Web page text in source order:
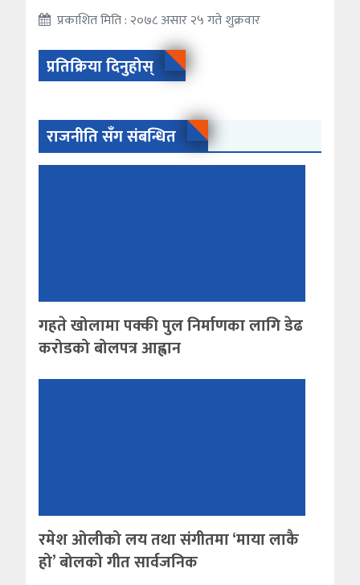
प्रकाशित मिति : २०७८ असार २५ गते शुक्रवार
प्रतिक्रिया दिनुहोस्
राजनीति सँग संबन्धित
गहते खोलामा पक्की पुल निर्माणका लागि डेढ
करोडको बोलपत्र आह्वान
रमेश ओलीको लय तथा संगीतमा ‘माया लाकै
हो’ बोलको गीत सार्वजनिक